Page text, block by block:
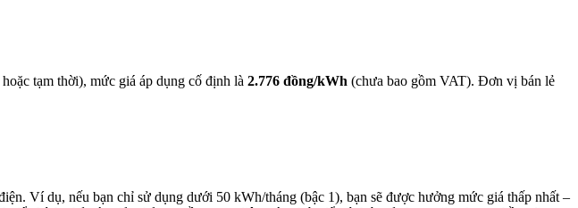
tạm thời), mức giá áp dụng cố định là 2.776 đồng/kWh (chưa bao gồm VAT). Đơn vị bán lẻ
Ví dụ, nếu bạn chỉ sử dụng dưới 50 kWh/tháng (bậc 1), bạn sẽ được hưởng mức giá thấp nhất –